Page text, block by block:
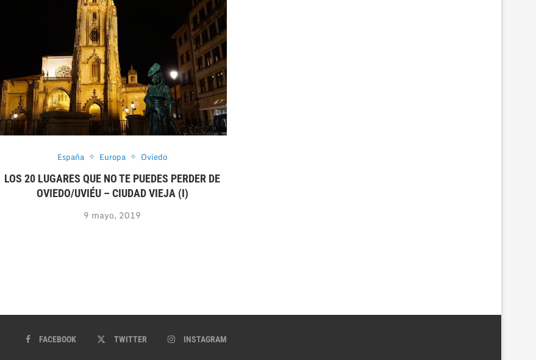
España Europa Oviedo
LOS 20 LUGARES QUE NO TE PUEDES PERDER DE
OVIEDO/UVIÉU – CIUDAD VIEJA (I)
9 mayo, 2019
FACEBOOK TWITTER INSTAGRAM